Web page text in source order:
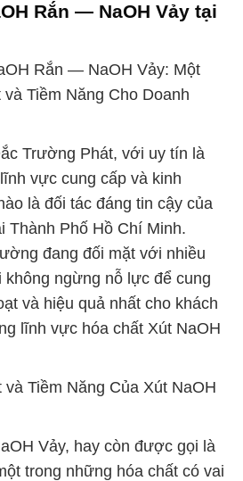
Rắn — NaOH Vảy tại
Rắn — NaOH Vảy: Một
Tiềm Năng Cho Doanh
Trường Phát, với uy tín là
vực cung cấp và kinh
là đối tác đáng tin cậy của
Thành Phố Hồ Chí Minh.
đang đối mặt với nhiều
không ngừng nỗ lực để cung
và hiệu quả nhất cho khách
lĩnh vực hóa chất Xút NaOH
Tiềm Năng Của Xút NaOH
Vảy, hay còn được gọi là
trong những hóa chất có vai